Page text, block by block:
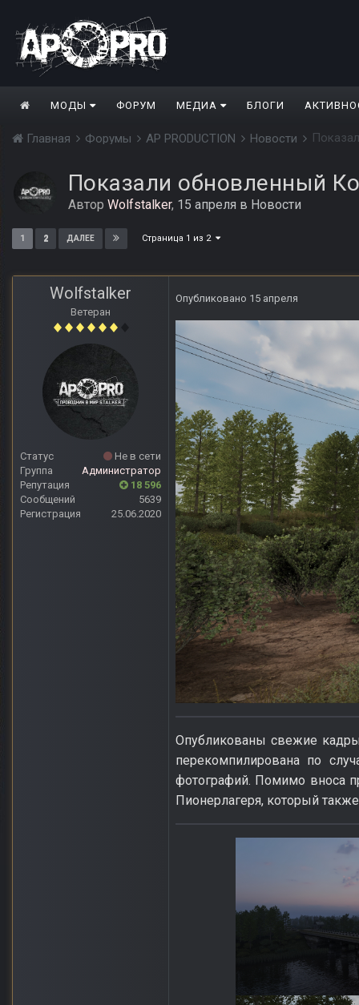
МОДЫ ФОРУМ МЕДИА БЛОГИ
Главная Форумы AP PRODUCTION Новости
Показали обновленный
Автор Wolfstalker, 15 апреля в Новости
1 2 ДАЛЕЕ Страница 1 из 2
Wolfstalker
Ветеран
Статус
Не в сети
Группа
Администратор
Репутация
18 596
Сообщений
5639
Регистрация
25.06.2020
Опубликовано 15 апреля
Опубликованы свежие
перекомпилирована по
фотографий. Помимо вноса
Пионерлагеря, который